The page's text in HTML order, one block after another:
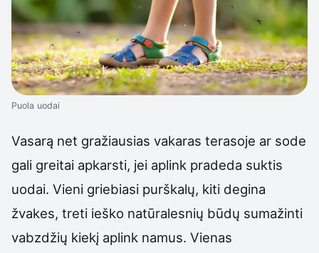
Puola uodai
Vasarą net gražiausias vakaras terasoje ar sode
gali greitai apkarsti, jei aplink pradeda suktis
uodai. Vieni griebiasi purškalų, kiti degina
žvakes, treti ieško natūralesnių būdų sumažinti
vabzdžių kiekį aplink namus. Vienas